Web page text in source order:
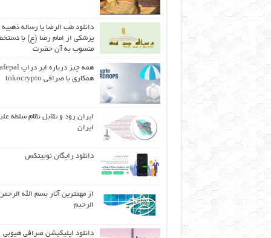
دانلود طب الرضا یا رساله‌ ذهبیه
پزشکی از امام رضا (ع) با
منسوب به آن حضرت
همکاری با صرافی tokocrypto
ایران رود و تقابل نظام سلطه
ایران
دانلود رایگان نوبیتکس
از مهمترین آثار بسم الله
الرحیم
دانلود اپلیکیشن صرافی هیوبی